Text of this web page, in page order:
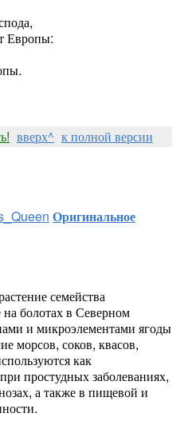
Европы:
вверх^ к полной версии
Оригинальное
семейства
болотах в Северном
и микроэлементами ягоды
морсов, соков, квасов,
как
простудных заболеваниях,
а также в пищевой и